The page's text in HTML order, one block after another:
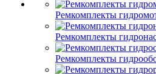
Ремкомплекты
Ремкомплекты
Ремкомплекты